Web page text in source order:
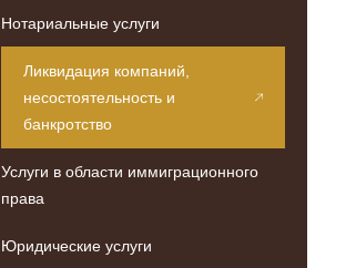
Нотариальные услуги
Ликвидация компаний,
несостоятельность и
банкротство
Услуги в области иммиграционного
права
Юридические услуги